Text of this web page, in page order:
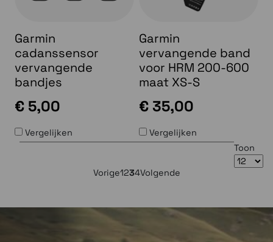
Garmin
cadanssensor
vervangende
bandjes
€ 5,00
Vergelijken
Garmin
vervangende band
voor HRM 200-600
maat XS-S
€ 35,00
Vergelijken
Vorige1234Volgende
Toon